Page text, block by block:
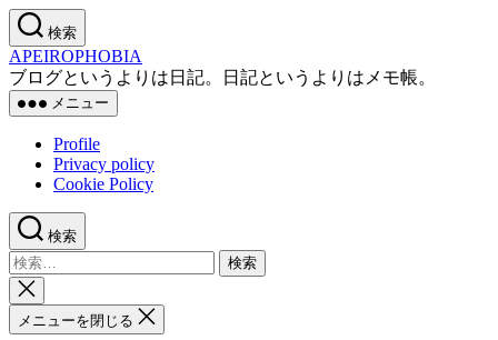
コ
ン
テ
ン
ツ
プ
検索
APEIROPHOBIA
ブログというよりは日記。日記というよりはメモ帳。
メニュー
Profile
Privacy policy
Cookie Policy
検索
検
索
対
象:
検
索
を
メニューを閉じる